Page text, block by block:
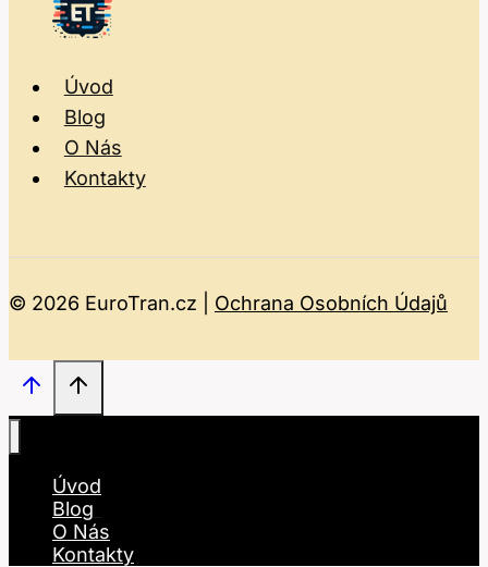
Úvod
Blog
O Nás
Kontakty
© 2026 EuroTran.cz | Ochrana Osobních Údajů
Úvod
Blog
O Nás
Kontakty